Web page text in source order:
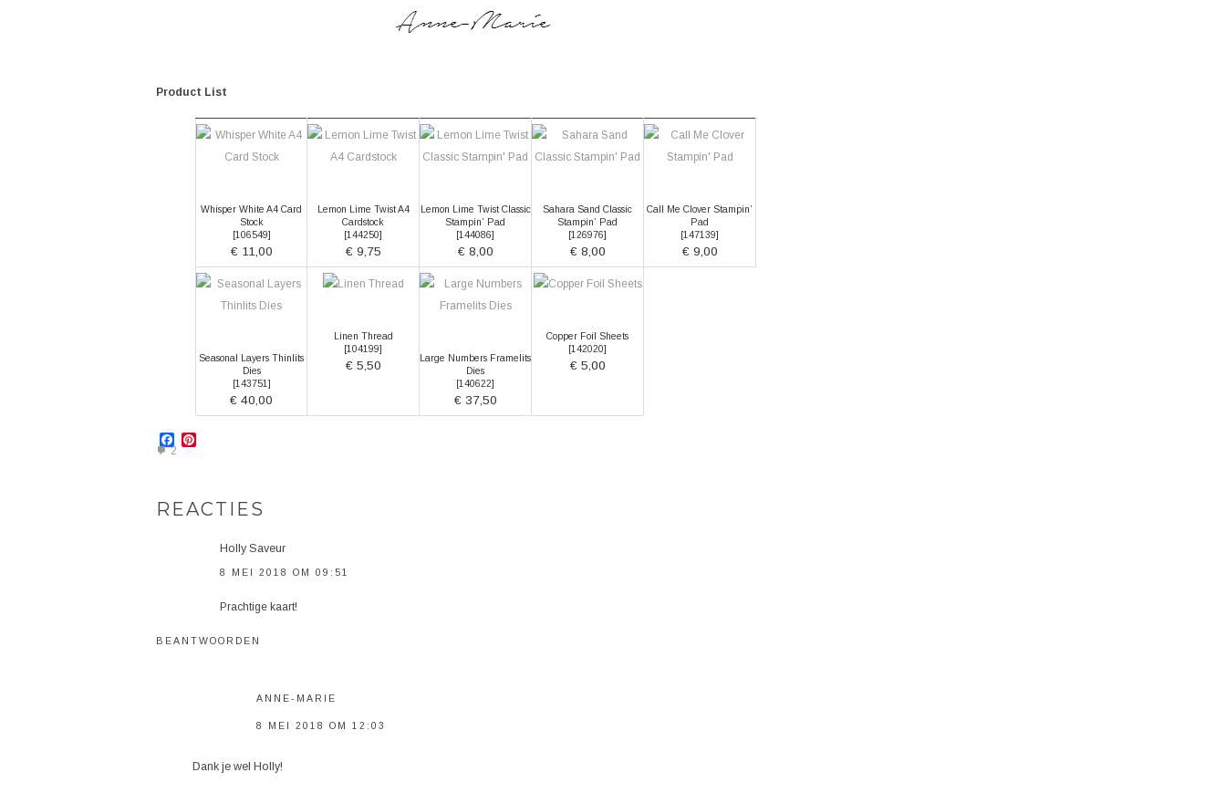
Product List
Whisper White A4 Card
Stock
[106549]
€ 11,00
Lemon Lime Twist A4
Cardstock
[144250]
€ 9,75
Lemon Lime Twist Classic
Stampin’ Pad
[144086]
€ 8,00
Sahara Sand Classic
Stampin’ Pad
[126976]
€ 8,00
Call Me Clover Stampin’
Pad
[147139]
€ 9,00
Seasonal Layers Thinlits
Dies
[143751]
€ 40,00
Linen Thread
[104199]
€ 5,50
Large Numbers Framelits
Dies
[140622]
€ 37,50
Copper Foil Sheets
[142020]
€ 5,00
Facebook
2
REACTIES
Holly Saveur
8 MEI 2018 OM 09:51
Prachtige kaart!
BEANTWOORDEN
ANNE-MARIE
8 MEI 2018 OM 12:03
Dank je wel Holly!